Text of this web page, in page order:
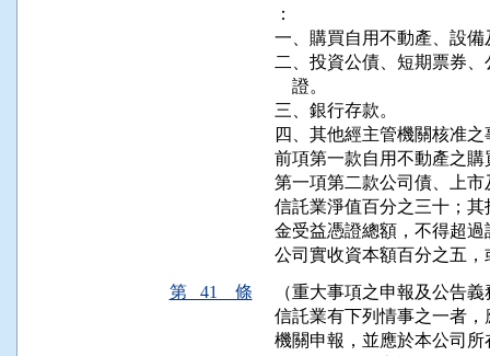
：
一、購買自用不動產、設
二、投資公債、短期票券
    證。
三、銀行存款。
四、其他經主管機關核准之
前項第一款自用不動產之
第一項第二款公司債、上
信託業淨值百分之三十；
金受益憑證總額，不得超
公司實收資本額百分之五
第 41 條
（重大事項之申報及公告義
信託業有下列情事之一者
機關申報，並應於本公司